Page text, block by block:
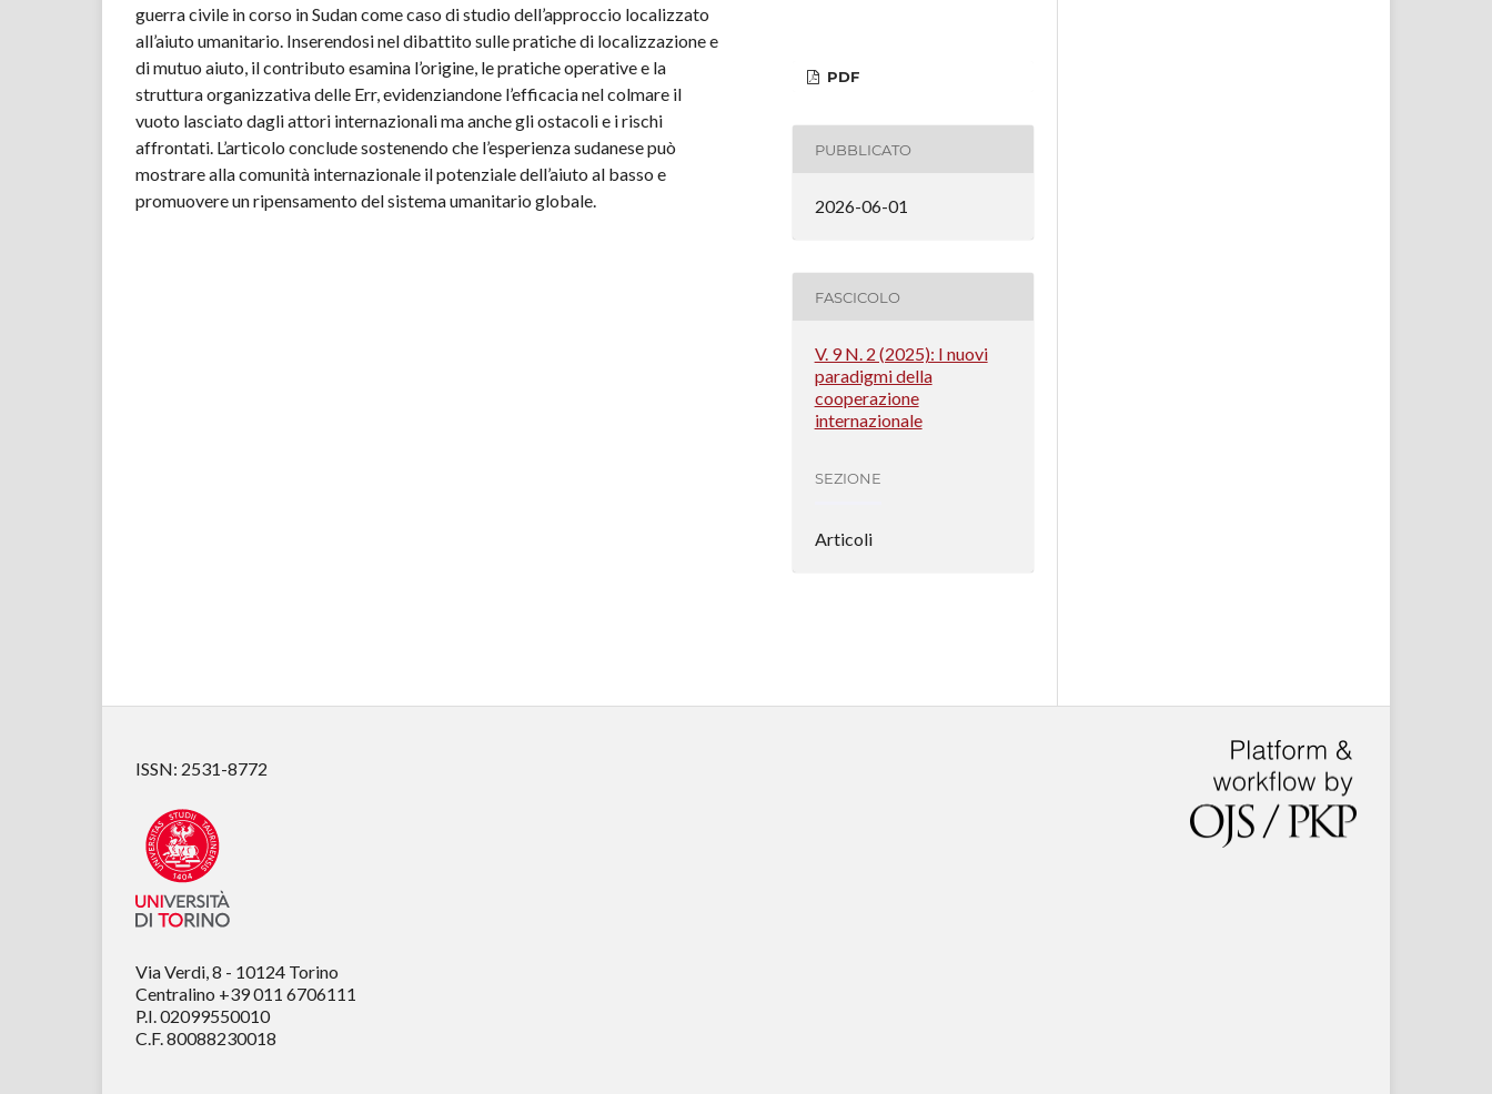
guerra civile in corso in Sudan come caso di studio dell’approccio localizzato
all’aiuto umanitario. Inserendosi nel dibattito sulle pratiche di localizzazione e
di mutuo aiuto, il contributo esamina l’origine, le pratiche operative e la
struttura organizzativa delle Err, evidenziandone l’efficacia nel colmare il
vuoto lasciato dagli attori internazionali ma anche gli ostacoli e i rischi
affrontati. L’articolo conclude sostenendo che l’esperienza sudanese può
mostrare alla comunità internazionale il potenziale dell’aiuto al basso e
promuovere un ripensamento del sistema umanitario globale.
PDF
PUBBLICATO
2026-06-01
FASCICOLO
V. 9 N. 2 (2025): I nuovi
paradigmi della
cooperazione
internazionale
SEZIONE
Articoli
ISSN: 2531-8772
Via Verdi, 8 - 10124 Torino
Centralino +39 011 6706111
P.I. 02099550010
C.F. 80088230018